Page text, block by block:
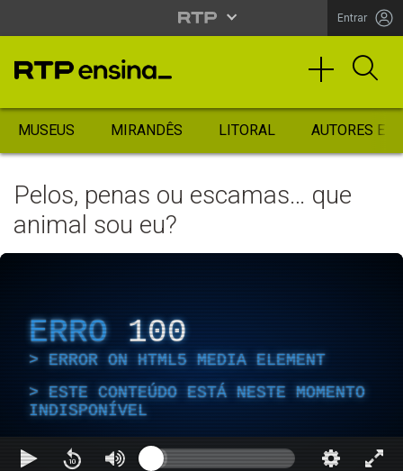
Entrar
MUSEUS MIRANDÊS LITORAL AUTORES
Pelos, penas ou escamas… que
animal sou eu?
ERRO 100
ERROR ON HTML5 MEDIA ELEMENT
ESTE CONTEÚDO ESTÁ NESTE MOMENTO
INDISPONÍVEL